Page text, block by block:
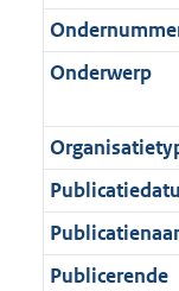
Onderwerp
Publicerende